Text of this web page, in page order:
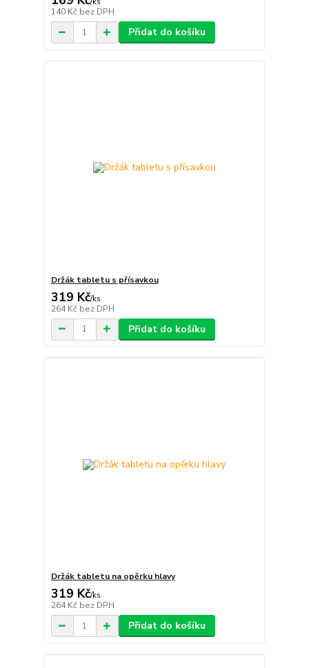
140 Kč bez DPH
Přidat do košíku
Držák tabletu s přísavkou
319 Kč/ks
264 Kč bez DPH
Přidat do košíku
Držák tabletu na opěrku hlavy
319 Kč/ks
264 Kč bez DPH
Přidat do košíku